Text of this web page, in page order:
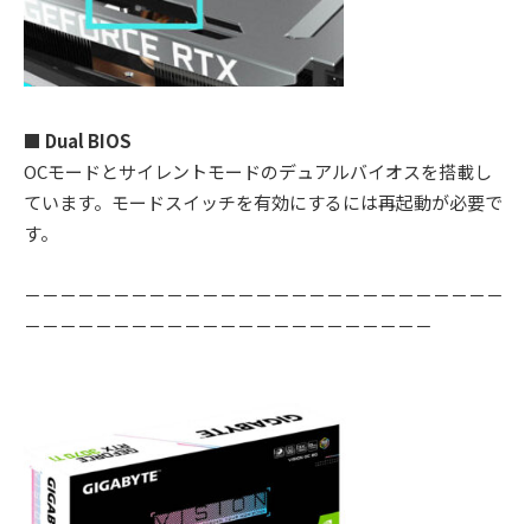
■ Dual BIOS
OCモードとサイレントモードのデュアルバイオスを搭載し
ています。モードスイッチを有効にするには再起動が必要で
す。
－－－－－－－－－－－－－－－－－－－－－－－－－－－
－－－－－－－－－－－－－－－－－－－－－－－